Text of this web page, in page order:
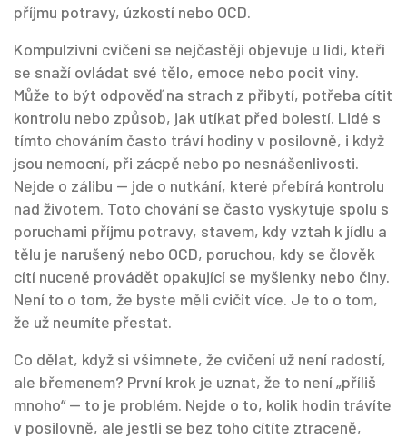
příjmu potravy, úzkostí nebo OCD.
Kompulzivní cvičení se nejčastěji objevuje u lidí, kteří
se snaží ovládat své tělo, emoce nebo pocit viny.
Může to být odpověď na strach z přibytí, potřeba cítit
kontrolu nebo způsob, jak utíkat před bolestí. Lidé s
tímto chováním často tráví hodiny v posilovně, i když
jsou nemocní, při zácpě nebo po nesnášenlivosti.
Nejde o zálibu — jde o nutkání, které přebírá kontrolu
nad životem. Toto chování se často vyskytuje spolu s
poruchami příjmu potravy, stavem, kdy vztah k jídlu a
tělu je narušený nebo OCD, poruchou, kdy se člověk
cítí nuceně provádět opakující se myšlenky nebo činy.
Není to o tom, že byste měli cvičit více. Je to o tom,
že už neumíte přestat.
Co dělat, když si všimnete, že cvičení už není radostí,
ale břemenem? První krok je uznat, že to není „příliš
mnoho“ — to je problém. Nejde o to, kolik hodin trávíte
v posilovně, ale jestli se bez toho cítíte ztraceně,